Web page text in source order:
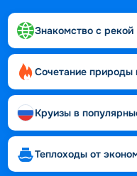
Знакомство с рекой
Сочетание природы
Круизы в
Теплоходы от